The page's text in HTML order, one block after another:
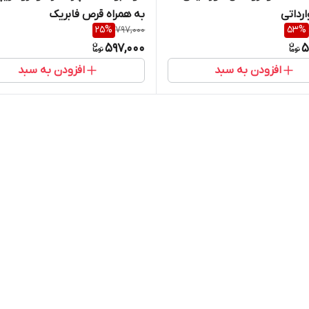
53%
افزودن به سبد
به همراه قرص فابریک
797,000
25%
597,000
افزودن به سبد